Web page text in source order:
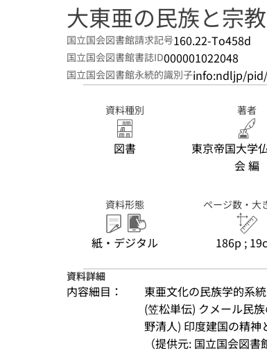
大東亜の民族と宗教
国立国会図書館請求記号160.22-To458d
国立国会図書館書誌ID000001022048
国立国会図書館永続的識別子info:ndljp/
資料種別
図書
著者
東京帝国大学
会 編
資料形態
紙・デジタル
ページ数・大
186p ;
資料詳細
内容細目：
東亜文化の民族学的系
(笠松単伝) クメール民
野清人) 印度建国の精神
（提供元: 国立国会図書